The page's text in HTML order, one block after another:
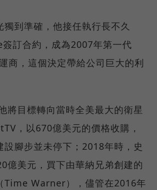
獨到準確，他接任執行長不久
訂合約，成為2007年第一代
商，這個決定帶給公司巨大的利
將目標轉向當時全美最大的衛星
，以670億美元的價格收購，
設腳步並未停下；2018年時，史
億美元，買下由華納兄弟創建的
Time Warner），儘管在2016年